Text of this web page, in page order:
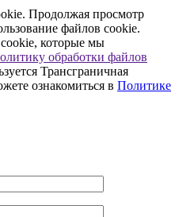
Продолжая просмотр
файлов cookie.
которые мы
обработки файлов
Трансграничная
ознакомиться в Политике